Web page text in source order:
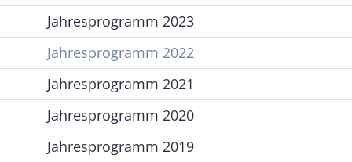
Jahresprogramm 2023
Jahresprogramm 2022
Jahresprogramm 2021
Jahresprogramm 2020
Jahresprogramm 2019